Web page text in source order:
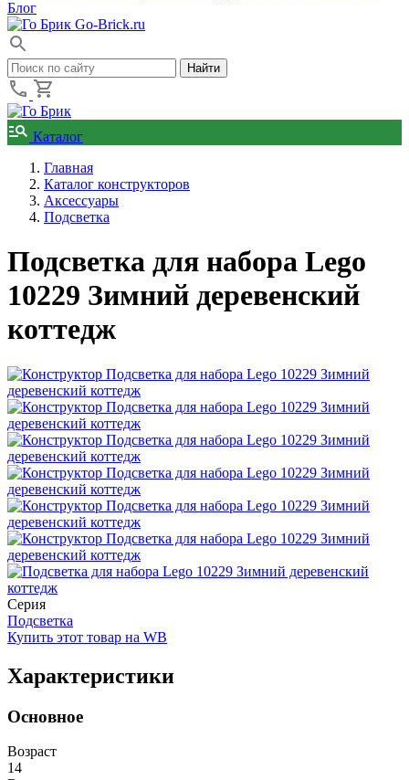
Блог
Go-Brick.ru
Каталог
Главная
Каталог конструкторов
Аксессуары
Подсветка
Подсветка для набора Lego
10229 Зимний деревенский
коттедж
Серия
Подсветка
Купить этот товар на WB
Характеристики
Основное
Возраст
14